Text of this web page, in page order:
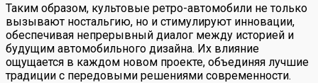
Таким образом, культовые ретро-автомобили не только
вызывают ностальгию, но и стимулируют инновации,
обеспечивая непрерывный диалог между историей и
будущим автомобильного дизайна. Их влияние
ощущается в каждом новом проекте, объединяя лучшие
традиции с передовыми решениями современности.